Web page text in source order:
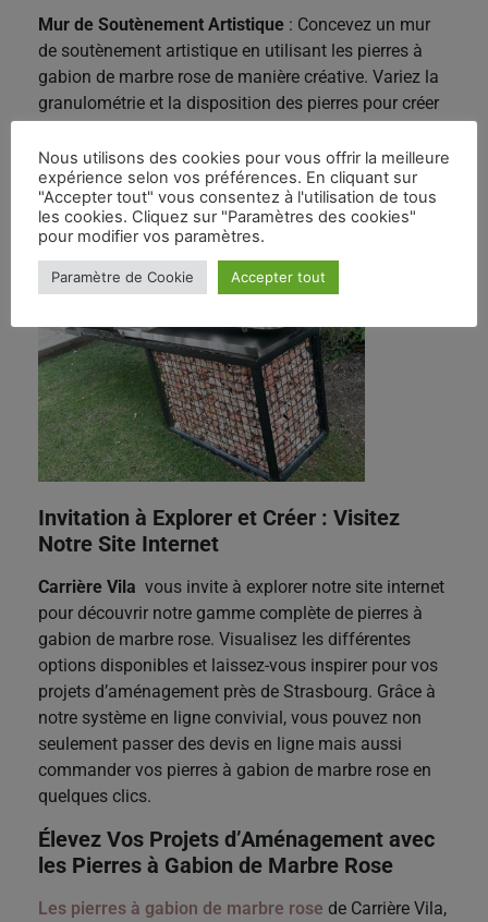
Mur de Soutènement Artistique : Concevez un mur
de soutènement artistique en utilisant les pierres à
gabion de marbre rose de manière créative. Variez la
granulométrie et la disposition des pierres pour créer
à des fins structurelles mais également devenir une
pièce maîtresse artistique dans votre espace
extérieur.
Invitation à Explorer et Créer : Visitez
Notre Site Internet
Carrière Vila vous invite à explorer notre site internet
pour découvrir notre gamme complète de pierres à
gabion de marbre rose. Visualisez les différentes
options disponibles et laissez-vous inspirer pour vos
projets d’aménagement près de Strasbourg. Grâce à
notre système en ligne convivial, vous pouvez non
seulement passer des devis en ligne mais aussi
commander vos pierres à gabion de marbre rose en
quelques clics.
Élevez Vos Projets d’Aménagement avec
les Pierres à Gabion de Marbre Rose
Les pierres à gabion de marbre rose de Carrière Vila,
Nous utilisons des cookies pour vous offrir la meilleure
expérience selon vos préférences. En cliquant sur
"Accepter tout" vous consentez à l'utilisation de tous
les cookies. Cliquez sur "Paramètres des cookies"
pour modifier vos paramètres.
Paramètre de Cookie Accepter tout